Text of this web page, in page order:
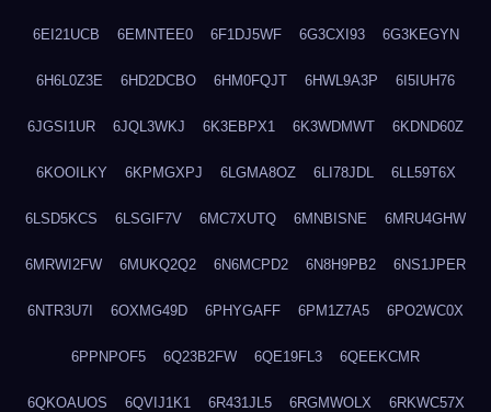
6EI21UCB 6EMNTEE0 6F1DJ5WF 6G3CXI93 6G3KEGYN
6H6L0Z3E 6HD2DCBO 6HM0FQJT 6HWL9A3P 6I5IUH76
6JGSI1UR 6JQL3WKJ 6K3EBPX1 6K3WDMWT 6KDND60Z
6KOOILKY 6KPMGXPJ 6LGMA8OZ 6LI78JDL 6LL59T6X
6LSD5KCS 6LSGIF7V 6MC7XUTQ 6MNBISNE 6MRU4GHW
6MRWI2FW 6MUKQ2Q2 6N6MCPD2 6N8H9PB2 6NS1JPER
6NTR3U7I 6OXMG49D 6PHYGAFF 6PM1Z7A5 6PO2WC0X
6PPNPOF5 6Q23B2FW 6QE19FL3 6QEEKCMR
6QKOAUOS 6QVIJ1K1 6R431JL5 6RGMWOLX 6RKWC57X